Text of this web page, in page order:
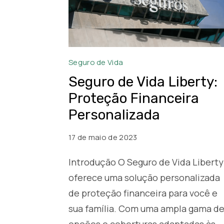
Seguro
Vida
Liberty
Seguro de Vida
Seguro de Vida Liberty:
Proteção Financeira
Personalizada
17 de maio de 2023
Introdução O Seguro de Vida Liberty
oferece uma solução personalizada
de proteção financeira para você e
sua família. Com uma ampla gama de